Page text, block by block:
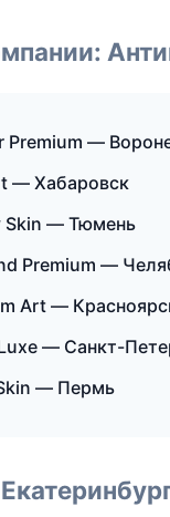
Premium —
— Хабаровск
Skin — Тюмень
Premium —
Art —
— Санкт-
— Пермь